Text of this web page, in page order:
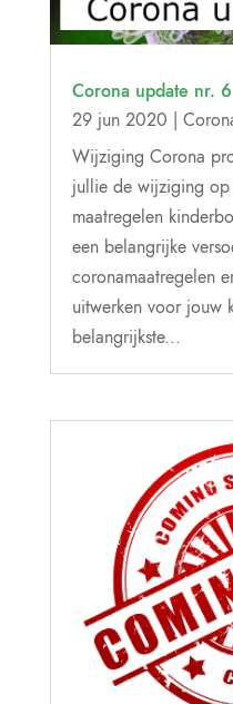
Corona update nr. 6
29 jun 2020 |
Wijziging Corona
jullie de wijziging op
maatregelen
een belangrijke
coronamaatregelen
uitwerken voor jouw
belangrijkste...